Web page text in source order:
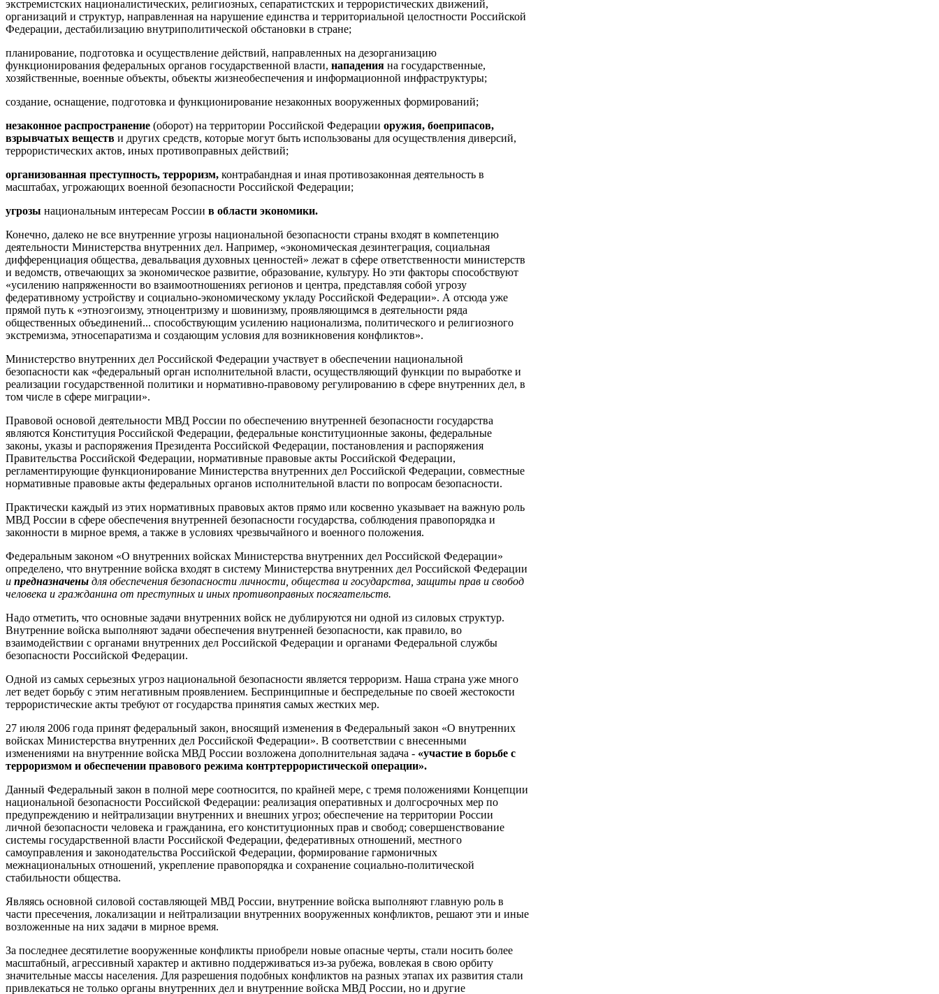
экстремистских националистических, религиозных, сепаратистских и террористических движений,
организаций и структур, направленная на нарушение единства и территориальной целостности Российской
Федерации, дестабилизацию внутриполитической обстановки в стране;
планирование, подготовка и осуществление действий, направленных на дезорганизацию
функционирования федеральных органов государственной власти, нападения на государственные,
хозяйственные, военные объекты, объекты жизнеобеспечения и информационной инфраструктуры;
создание, оснащение, подготовка и функционирование незаконных вооруженных формирований;
незаконное распространение (оборот) на территории Российской Федерации оружия, боеприпасов,
взрывчатых веществ и других средств, которые могут быть использованы для осуществления диверсий,
террористических актов, иных противоправных действий;
организованная преступность, терроризм, контрабандная и иная противозаконная деятельность в
масштабах, угрожающих военной безопасности Российской Федерации;
угрозы национальным интересам России в области экономики.
Конечно, далеко не все внутренние угрозы национальной безопасности страны входят в компетенцию
деятельности Министерства внутренних дел. Например, «экономическая дезинтеграция, социальная
дифференциация общества, девальвация духовных ценностей» лежат в сфере ответственности министерств
и ведомств, отвечающих за экономическое развитие, образование, культуру. Но эти факторы способствуют
«усилению напряженности во взаимоотношениях регионов и центра, представляя собой угрозу
федеративному устройству и социально-экономическому укладу Российской Федерации». А отсюда уже
прямой путь к «этноэгоизму, этноцентризму и шовинизму, проявляющимся в деятельности ряда
общественных объединений... способствующим усилению национализма, политического и религиозного
экстремизма, этносепаратизма и создающим условия для возникновения конфликтов».
Министерство внутренних дел Российской Федерации участвует в обеспечении национальной
безопасности как «федеральный орган исполнительной власти, осуществляющий функции по выработке и
реализации государственной политики и нормативно-правовому регулированию в сфере внутренних дел, в
том числе в сфере миграции».
Правовой основой деятельности МВД России по обеспечению внутренней безопасности государства
являются Конституция Российской Федерации, федеральные конституционные законы, федеральные
законы, указы и распоряжения Президента Российской Федерации, постановления и распоряжения
Правительства Российской Федерации, нормативные правовые акты Российской Федерации,
регламентирующие функционирование Министерства внутренних дел Российской Федерации, совместные
нормативные правовые акты федеральных органов исполнительной власти по вопросам безопасности.
Практически каждый из этих нормативных правовых актов прямо или косвенно указывает на важную роль
МВД России в сфере обеспечения внутренней безопасности государства, соблюдения правопорядка и
законности в мирное время, а также в условиях чрезвычайного и военного положения.
Федеральным законом «О внутренних войсках Министерства внутренних дел Российской Федерации»
определено, что внутренние войска входят в систему Министерства внутренних дел Российской Федерации
и предназначены для обеспечения безопасности личности, общества и государства, защиты прав и свобод
человека и гражданина от преступных и иных противоправных посягательств.
Надо отметить, что основные задачи внутренних войск не дублируются ни одной из силовых структур.
Внутренние войска выполняют задачи обеспечения внутренней безопасности, как правило, во
взаимодействии с органами внутренних дел Российской Федерации и органами Федеральной службы
безопасности Российской Федерации.
Одной из самых серьезных угроз национальной безопасности является терроризм. Наша страна уже много
лет ведет борьбу с этим негативным проявлением. Беспринципные и беспредельные по своей жестокости
террористические акты требуют от государства принятия самых жестких мер.
27 июля 2006 года принят федеральный закон, вносящий изменения в Федеральный закон «О внутренних
войсках Министерства внутренних дел Российской Федерации». В соответствии с внесенными
изменениями на внутренние войска МВД России возложена дополнительная задача - «участие в борьбе с
терроризмом и обеспечении правового режима контртеррористической операции».
Данный Федеральный закон в полной мере соотносится, по крайней мере, с тремя положениями Концепции
национальной безопасности Российской Федерации: реализация оперативных и долгосрочных мер по
предупреждению и нейтрализации внутренних и внешних угроз; обеспечение на территории России
личной безопасности человека и гражданина, его конституционных прав и свобод; совершенствование
системы государственной власти Российской Федерации, федеративных отношений, местного
самоуправления и законодательства Российской Федерации, формирование гармоничных
межнациональных отношений, укрепление правопорядка и сохранение социально-политической
стабильности общества.
Являясь основной силовой составляющей МВД России, внутренние войска выполняют главную роль в
части пресечения, локализации и нейтрализации внутренних вооруженных конфликтов, решают эти и иные
возложенные на них задачи в мирное время.
За последнее десятилетие вооруженные конфликты приобрели новые опасные черты, стали носить более
масштабный, агрессивный характер и активно поддерживаться из-за рубежа, вовлекая в свою орбиту
значительные массы населения. Для разрешения подобных конфликтов на разных этапах их развития стали
привлекаться не только органы внутренних дел и внутренние войска МВД России, но и другие